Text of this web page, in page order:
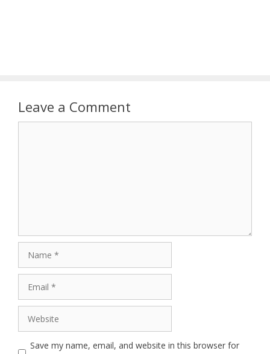
Leave a Comment
Website
Save my name, email, and website in this browser for